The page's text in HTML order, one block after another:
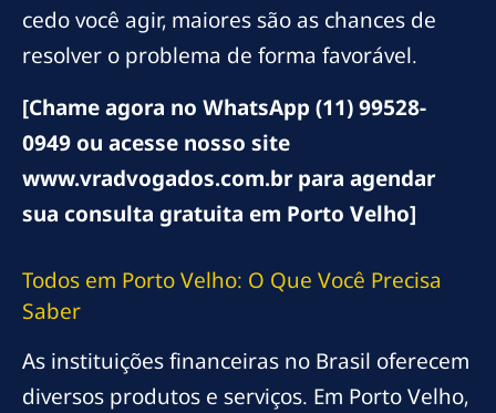
cedo você agir, maiores são as chances de
resolver o problema de forma favorável.
[Chame agora no WhatsApp (11) 99528-
0949 ou acesse nosso site
www.vradvogados.com.br para agendar
sua consulta gratuita em Porto Velho]
Todos em Porto Velho: O Que Você Precisa
Saber
As instituições financeiras no Brasil oferecem
diversos produtos e serviços. Em Porto Velho,